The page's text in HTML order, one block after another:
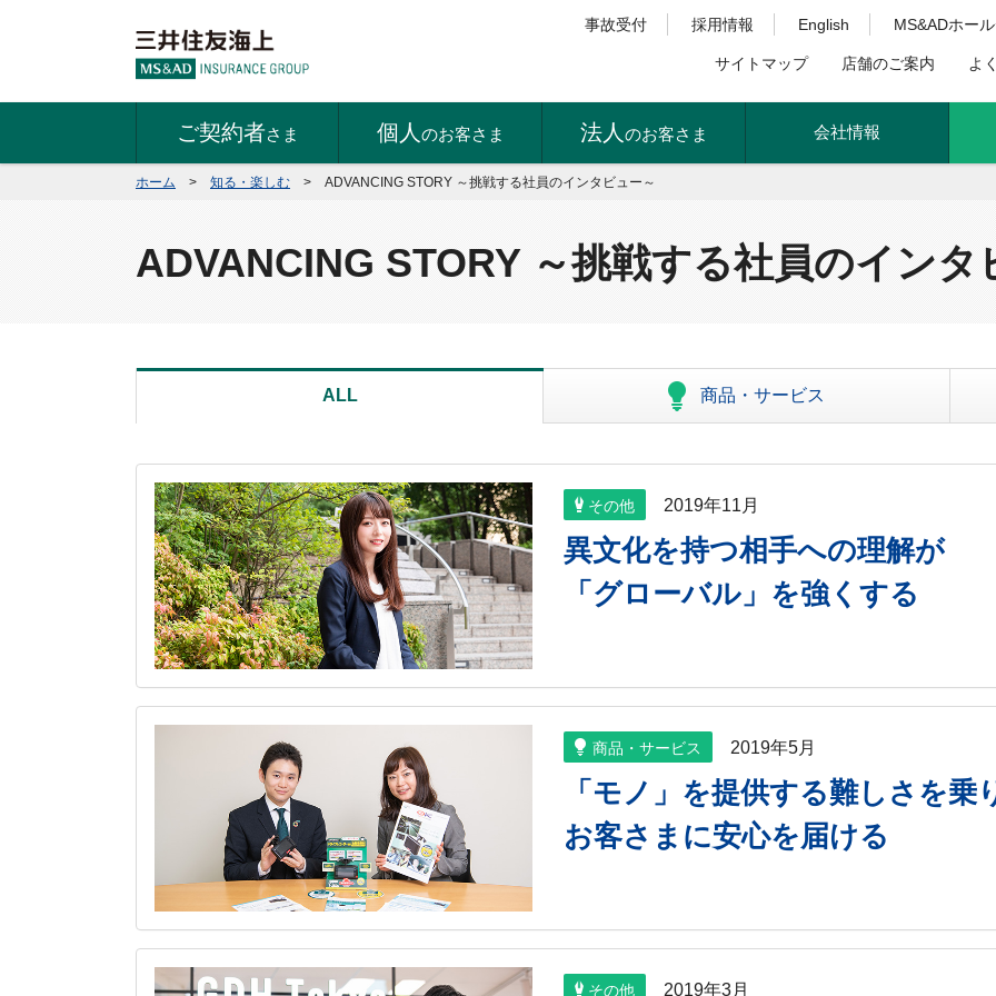
ご契約者さま 個人 のお客さま 法人 のお客さま 会社情報
サイトマップ 店舗のご案内 よ
事故受付 採用情報 English MS&ADホー
ホーム > 知る・楽しむ > ADVANCING STORY ～挑戦する社員のインタビュー～
ADVANCING STORY ～挑戦する社員のインタ
ALL 商品・サービス
その他 2019年11月
異文化を持つ相手への理解が
「グローバル」を強くする
商品・サービス 2019年5月
「モノ」を提供する難しさを乗
お客さまに安心を届ける
その他 2019年3月